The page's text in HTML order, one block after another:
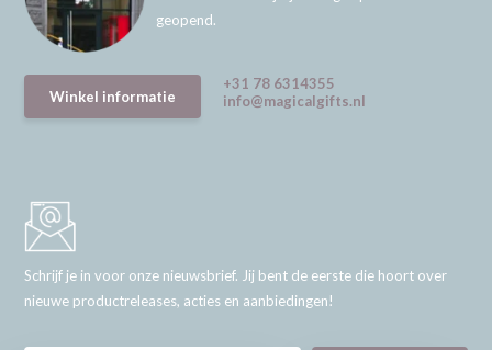
geopend.
Winkel informatie
+31 78 6314355
info@magicalgifts.nl
Schrijf je in voor onze nieuwsbrief. Jij bent de eerste die hoort over
nieuwe productreleases, acties en aanbiedingen!